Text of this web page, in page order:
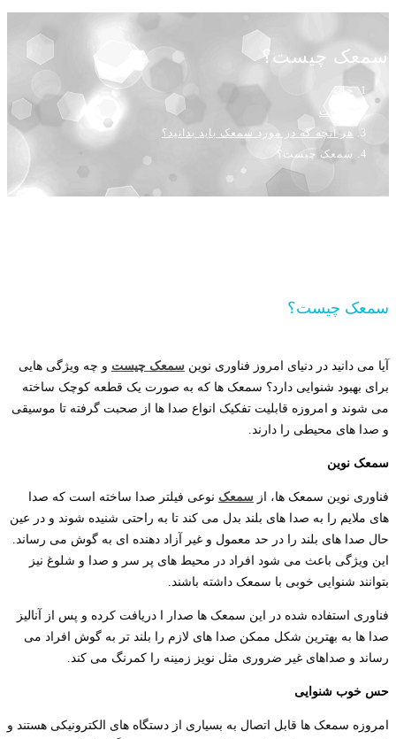
سمعک چیست؟
خانه
خدمات
هر آنچه که در مورد سمعک باید بدانید؟
سمعک چیست؟
سمعک چیست؟
آیا می دانید در دنیای امروز فناوری نوین سمعک چیست و چه ویژگی هایی
برای بهبود شنوایی دارد؟ سمعک ها که به صورت یک قطعه کوچک ساخته
می شوند و امروزه قابلیت تفکیک انواع صدا ها از صحبت گرفته تا موسیقی
و صدا های محیطی را دارند.
سمعک نوین
فناوری نوین سمعک ها، از سمعک نوعی فیلتر صدا ساخته است که صدا
های ملایم را به صدا های بلند بدل می کند تا به راحتی شنیده شوند و در عین
حال صدا های بلند را در حد معمول و غیر آزاد دهنده ای به گوش می رساند.
این ویژگی باعث می شود افراد در محیط های پر سر و صدا و شلوغ نیز
بتوانند شنوایی خوبی با سمعک داشته باشند.
فناوری استفاده شده در این سمعک ها صدار ا دریافت کرده و پس از آنالیز
صدا ها به بهترین شکل ممکن صدا های لازم را بلند تر به گوش افراد می
رساند و صداهای غیر ضروری مثل نویز زمینه را کمرنگ می کند.
حس خوب شنوایی
امروزه سمعک ها قابل اتصال به بسیاری از دستگاه های الکترونیکی هستند و